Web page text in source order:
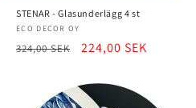
STENAR - Glasunderlägg 4 st
Säljare:
ECO DECOR OY
Normalt
324,00 SEK
Rea-
224,00 SEK